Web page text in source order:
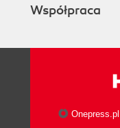
Współpraca
Onepress.pl